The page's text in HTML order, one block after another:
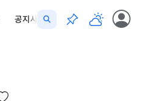
공지사항